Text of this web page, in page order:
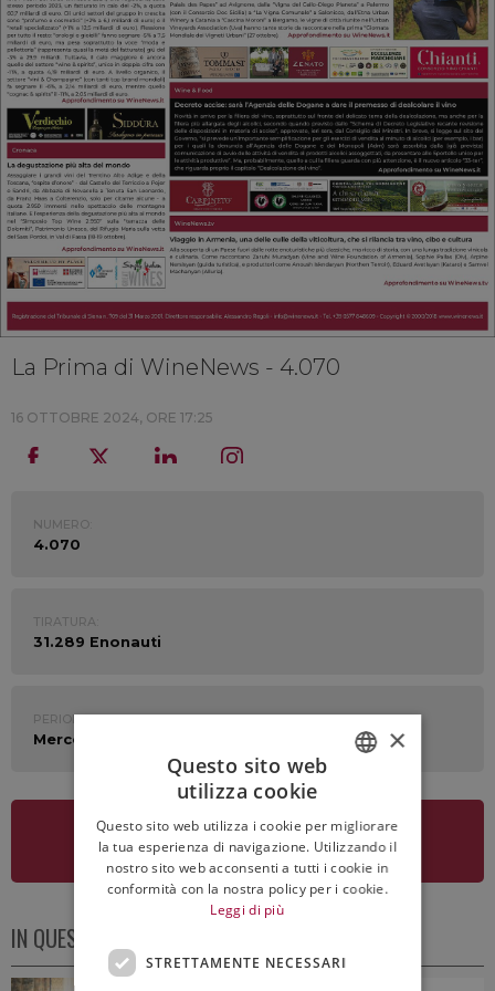
La Prima di WineNews - 4.070
16 OTTOBRE 2024, ORE 17:25
NUMERO:
4.070
TIRATURA:
31.289 Enonauti
PERIODO:
Mercoledì 16 Ottobre 2024
VEDI LA NEWSLETTER
IN QUESTO NUMERO
ENGLISH
×
Questo sito web
utilizza cookie
Questo sito web utilizza i cookie per migliorare
la tua esperienza di navigazione. Utilizzando il
nostro sito web acconsenti a tutti i cookie in
conformità con la nostra policy per i cookie.
Leggi di più
STRETTAMENTE NECESSARI